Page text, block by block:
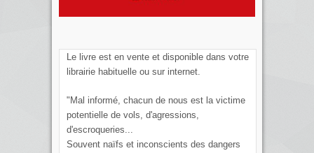
Le livre est en vente et disponible dans votre
librairie habituelle ou sur internet.
"Mal informé, chacun de nous est la victime
potentielle de vols, d'agressions,
d'escroqueries...
Souvent naïfs et inconscients des dangers